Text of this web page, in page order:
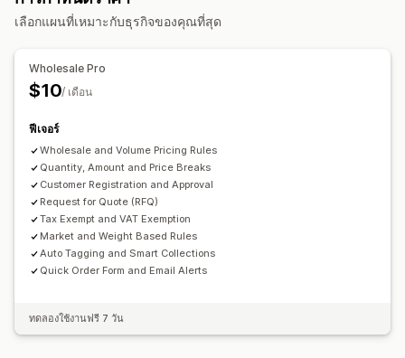
การยกเว้นภาษี หลายสกุลเงิน
แบบฟอร์มสมัครใช้งาน
การจัดการคำสั่งซื้อ
คำสั่งซื้อที่ยังไม่ชำระเงิน
สถานะคำสั่งซื้อ หลายสกุลเงิน
ซิงค์สินค้าคงคลัง
สถานะสินค้าคงคลัง
เลือกแผนที่เหมาะกับธุรกิจของคุณที่สุด
Wholesale Pro
$10/ เดือน
ฟีเจอร์
Wholesale and Volume Pricing Rules
Quantity, Amount and Price Breaks
Customer Registration and Approval
Request for Quote (RFQ)
Tax Exempt and VAT Exemption
Market and Weight Based Rules
Auto Tagging and Smart Collections
Quick Order Form and Email Alerts
ทดลองใช้งานฟรี 7 วัน